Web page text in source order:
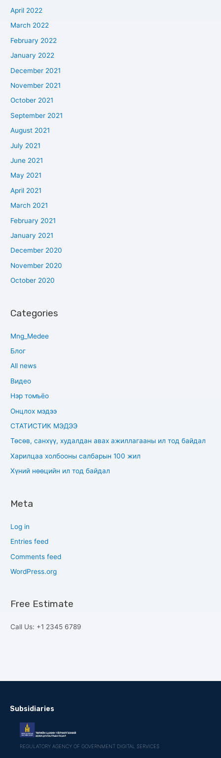
April 2022
March 2022
February 2022
January 2022
December 2021
November 2021
October 2021
September 2021
August 2021
July 2021
June 2021
May 2021
April 2021
March 2021
February 2021
January 2021
December 2020
November 2020
October 2020
Categories
Mng_Medee
Блог
All news
Видео
Нэр томъёо
Онцлох мэдээ
СТАТИСТИК МЭДЭЭ
Төсөв, санхүү, худалдан авах ажиллагааны ил тод байдал
Харилцаа холбооны салбарын 100 жил
Хүний нөөцийн ил тод байдал
Meta
Log in
Entries feed
Comments feed
WordPress.org
Free Estimate
Call Us: +1 2345 6789
Subsidiaries
REGULATORY AGENCY OF GOVERNMENT DIGITAL SERVICES